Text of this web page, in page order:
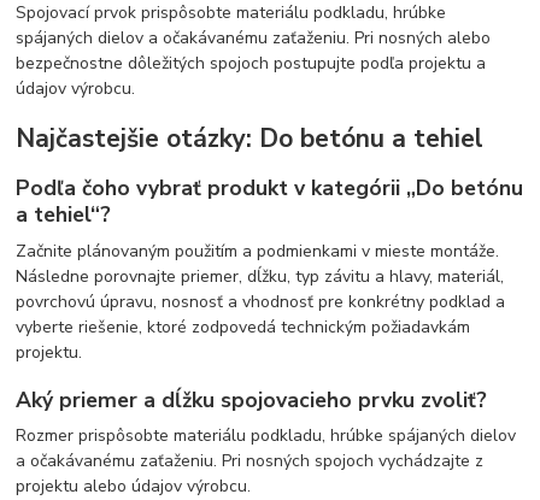
Spojovací prvok prispôsobte materiálu podkladu, hrúbke
spájaných dielov a očakávanému zaťaženiu. Pri nosných alebo
bezpečnostne dôležitých spojoch postupujte podľa projektu a
údajov výrobcu.
Najčastejšie otázky: Do betónu a tehiel
Podľa čoho vybrať produkt v kategórii „Do betónu
a tehiel“?
Začnite plánovaným použitím a podmienkami v mieste montáže.
Následne porovnajte priemer, dĺžku, typ závitu a hlavy, materiál,
povrchovú úpravu, nosnosť a vhodnosť pre konkrétny podklad a
vyberte riešenie, ktoré zodpovedá technickým požiadavkám
projektu.
Aký priemer a dĺžku spojovacieho prvku zvoliť?
Rozmer prispôsobte materiálu podkladu, hrúbke spájaných dielov
a očakávanému zaťaženiu. Pri nosných spojoch vychádzajte z
projektu alebo údajov výrobcu.